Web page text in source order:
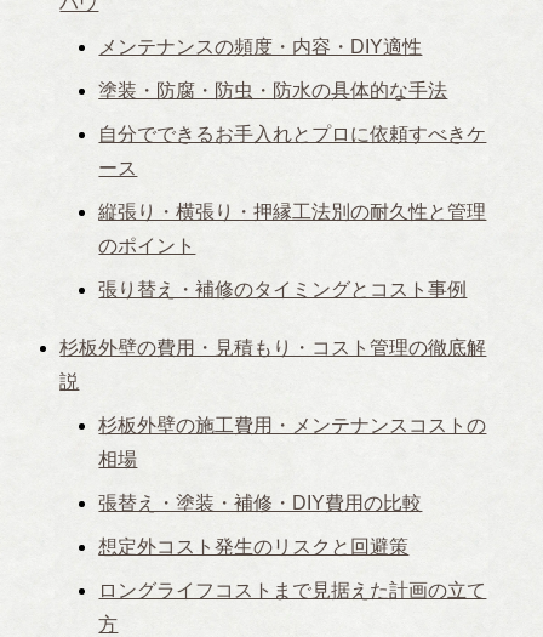
メンテナンスの頻度・内容・DIY適性
塗装・防腐・防虫・防水の具体的な手法
自分でできるお手入れとプロに依頼すべきケ
ース
縦張り・横張り・押縁工法別の耐久性と管理
のポイント
張り替え・補修のタイミングとコスト事例
杉板外壁の費用・見積もり・コスト管理の徹底解
説
杉板外壁の施工費用・メンテナンスコストの
相場
張替え・塗装・補修・DIY費用の比較
想定外コスト発生のリスクと回避策
ロングライフコストまで見据えた計画の立て
方